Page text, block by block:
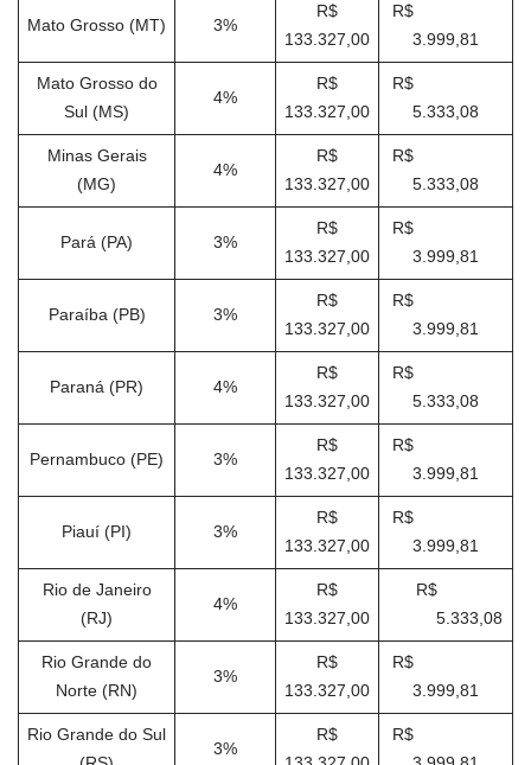
Mato Grosso (MT) 3%
R$
133.327,00
R$
3.999,81
Mato Grosso do
Sul (MS)
4%
R$
133.327,00
R$
5.333,08
Minas Gerais
(MG)
4%
R$
133.327,00
R$
5.333,08
Pará (PA) 3%
R$
133.327,00
R$
3.999,81
Paraíba (PB) 3%
R$
133.327,00
R$
3.999,81
Paraná (PR) 4%
R$
133.327,00
R$
5.333,08
Pernambuco (PE) 3%
R$
133.327,00
R$
3.999,81
Piauí (PI) 3%
R$
133.327,00
R$
3.999,81
Rio de Janeiro
(RJ)
4%
R$
133.327,00
R$
5.333,08
Rio Grande do
Norte (RN)
3%
R$
133.327,00
R$
3.999,81
Rio Grande do Sul
3%
R$
R$